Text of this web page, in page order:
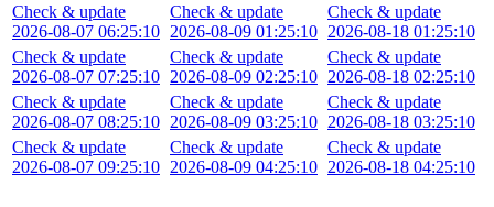
Check & update
2026-08-07 06:25:10
Check & update
2026-08-07 07:25:10
Check & update
2026-08-07 08:25:10
Check & update
2026-08-07 09:25:10
Check & update
2026-08-09 01:25:10
Check & update
2026-08-09 02:25:10
Check & update
2026-08-09 03:25:10
Check & update
2026-08-09 04:25:10
Check & update
2026-08-18 01:25:10
Check & update
2026-08-18 02:25:10
Check & update
2026-08-18 03:25:10
Check & update
2026-08-18 04:25:10